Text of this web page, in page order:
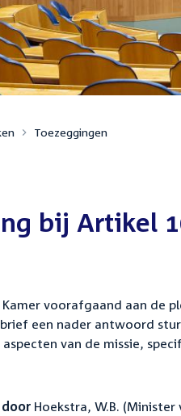
Toezeggingen
bij Artikel
voorafgaand aan de
brief een nader antwoord
van de missie,
Hoekstra, W.B.